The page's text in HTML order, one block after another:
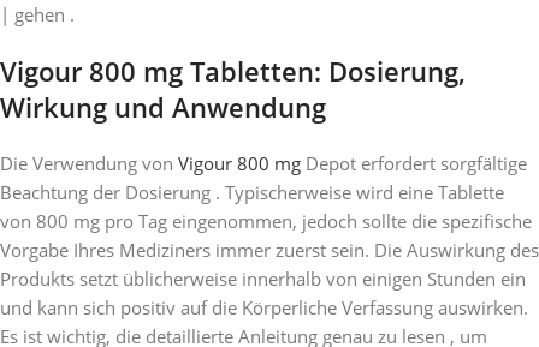
| gehen .
Vigour 800 mg Tabletten: Dosierung,
Wirkung und Anwendung
Die Verwendung von Vigour 800 mg Depot erfordert sorgfältige
Beachtung der Dosierung . Typischerweise wird eine Tablette
von 800 mg pro Tag eingenommen, jedoch sollte die spezifische
Vorgabe Ihres Mediziners immer zuerst sein. Die Auswirkung des
Produkts setzt üblicherweise innerhalb von einigen Stunden ein
und kann sich positiv auf die Körperliche Verfassung auswirken.
Es ist wichtig, die detaillierte Anleitung genau zu lesen , um